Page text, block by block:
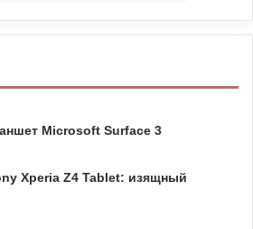
Microsoft Surface 3
Xperia Z4 Tablet: изящный